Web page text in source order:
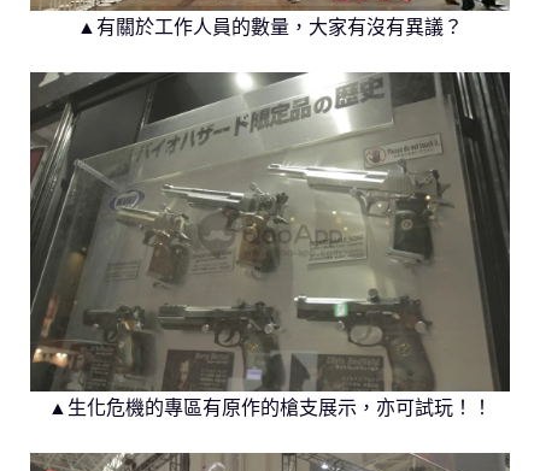
▲有關於工作人員的數量，大家有沒有異議？
▲生化危機的專區有原作的槍支展示，亦可試玩！！